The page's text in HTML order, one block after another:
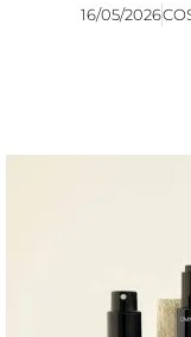
16/05/2026